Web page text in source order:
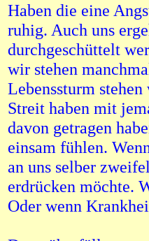
Haben die eine
ruhig. Auch uns
durchgeschüttelt
wir stehen
Lebenssturm
Streit haben mit
davon getragen
einsam fühlen.
an uns selber
erdrücken möchte.
Oder wenn